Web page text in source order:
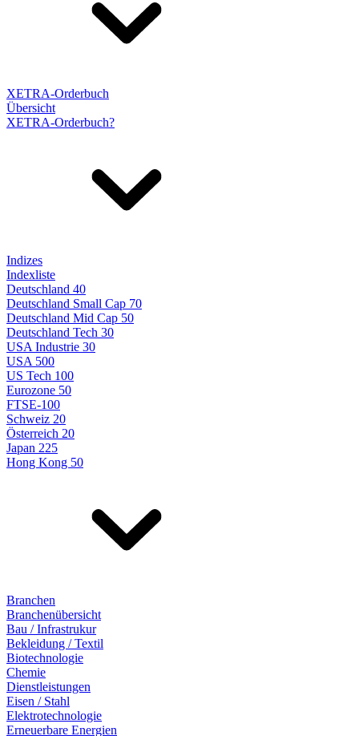
XETRA-Orderbuch
Übersicht
XETRA-Orderbuch?
Indizes
Indexliste
Deutschland 40
Deutschland Small Cap 70
Deutschland Mid Cap 50
Deutschland Tech 30
USA Industrie 30
USA 500
US Tech 100
Eurozone 50
FTSE-100
Schweiz 20
Österreich 20
Japan 225
Hong Kong 50
Branchen
Branchenübersicht
Bau / Infrastrukur
Bekleidung / Textil
Biotechnologie
Chemie
Dienstleistungen
Eisen / Stahl
Elektrotechnologie
Erneuerbare Energien